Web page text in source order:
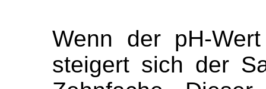
Wenn der pH-
steigert sich der